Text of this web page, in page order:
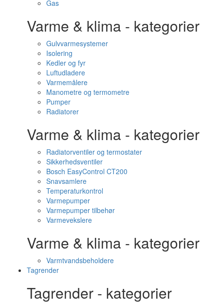
Gas
Varme & klima - kategorier
Gulvvarmesystemer
Isolering
Kedler og fyr
Luftudladere
Varmemålere
Manometre og termometre
Pumper
Radiatorer
Varme & klima - kategorier
Radiatorventiler og termostater
Sikkerhedsventiler
Bosch EasyControl CT200
Snavsamlere
Temperaturkontrol
Varmepumper
Varmepumper tilbehør
Varmevekslere
Varme & klima - kategorier
Varmtvandsbeholdere
Tagrender
Tagrender - kategorier